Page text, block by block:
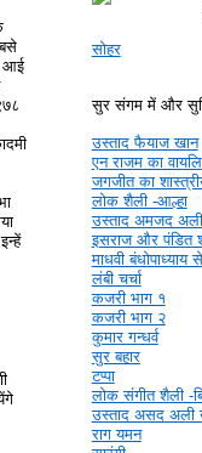
आई
सोहर
सुर संगम में और
उस्ताद फैयाज खान
एन राजम का
जगजीत का
लोक शैली -आल्हा
उस्ताद अमजद
इसराज और पंडित
माधवी बंधोपाध्याय
लंबी चर्चा
कजरी भाग १
कजरी भाग २
कुमार गन्धर्व
सुर बहार
टप्पा
लोक संगीत शैली -
उस्ताद असद अली
राग यमन